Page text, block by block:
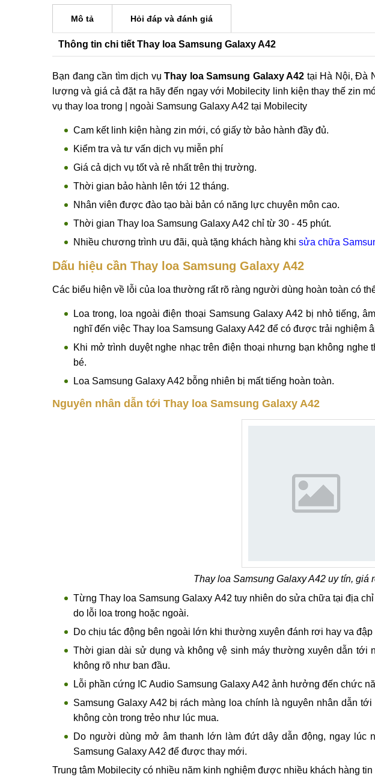
So sánh POCO M8 Power vs REDMI Note 17:
Đâu là lựa chọn đáng mua hơn?
Thông tin chi tiết Thay loa Samsung Galaxy A42
Bạn đang cần tìm dịch vụ Thay loa Samsung Galaxy A42
lượng và giá cả đặt ra hãy đến ngay với Mobilecity linh kiện thay thế zin
vụ thay loa trong | ngoài Samsung Galaxy A42 tại Mobilecity
Cam kết linh kiện hàng zin mới, có giấy tờ bảo hành đầy đủ.
Kiểm tra và tư vấn dịch vụ miễn phí
Giá cả dịch vụ tốt và rẻ nhất trên thị trường.
Thời gian bảo hành lên tới 12 tháng.
Thời gian Thay loa Samsung Galaxy A42 chỉ từ 30 - 45 phút.
Nhiều chương trình ưu đãi, quà tặng khách hàng khi sửa chữa
Dấu hiệu cần Thay loa Samsung Galaxy A42
Các biểu hiện về lỗi của loa thường rất rõ ràng người dùng hoàn toàn có
Loa trong, loa ngoài điện thoại Samsung Galaxy A42 bị nhỏ tiếng,
Loa Samsung Galaxy A42 bỗng nhiên bị mất tiếng hoàn toàn.
Nguyên nhân dẫn tới Thay loa Samsung Galaxy A42
Thay loa Samsung Galaxy A42 uy tín, giá
Từng Thay loa Samsung Galaxy A42 tuy nhiên do sửa chữa tại địa
do lỗi loa trong hoặc ngoài.
Do chịu tác động bên ngoài lớn khi thường xuyên đánh rơi hay va
Thời gian dài sử dụng và không vệ sinh máy thường xuyên dẫn tới
không rõ như ban đầu.